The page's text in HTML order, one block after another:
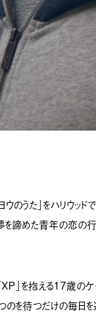
うた」をハリウッド
諦めた青年の恋の行
」を抱える17歳のケ
を待つだけの毎日